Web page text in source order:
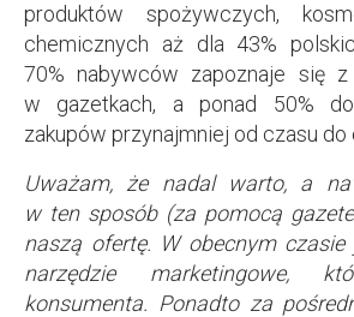
produktów spożywczych,
chemicznych aż dla 43%
70% nabywców zapoznaje się
w gazetkach, a ponad 50%
zakupów przynajmniej od czasu do
Uważam, że nadal warto, a
w ten sposób (za pomocą
naszą ofertę. W obecnym
narzędzie marketingowe,
konsumenta. Ponadto za